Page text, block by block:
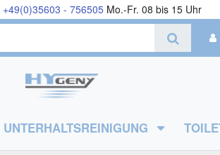
+49(0)35603 - 756505 Mo.-Fr. 08 bis 15 Uhr
UNTERHALTSREINIGUNG